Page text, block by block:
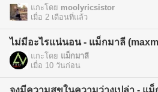
แกะโดย moolyricsistor
เมื่อ 2 เดือนที่แล้ว
ไม่มีอะไรแน่นอน - แม็กมาลี
แกะโดย แม็กมาลี
เมื่อ 10 วันก่อน